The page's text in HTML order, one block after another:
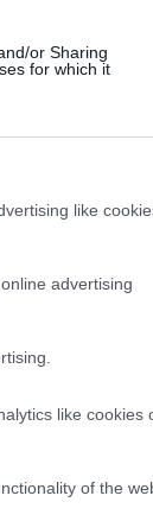
or Sharing
for which it
like
advertising
like cookies
of the
είναι στη
Το